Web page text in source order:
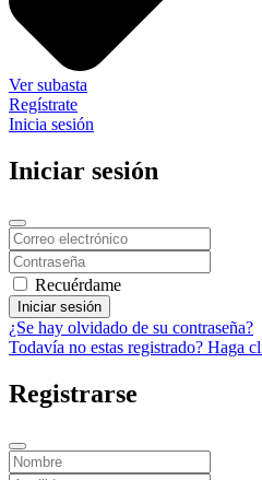
Ver subasta
Regístrate
Inicia sesión
Iniciar sesión
Recuérdame
Iniciar sesión
¿Se hay olvidado de su contraseña?
Todavía no estas registrado? Haga
Registrarse